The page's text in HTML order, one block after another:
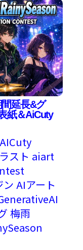
延長&グ
紙＆AiCuty
AICuty
スト aiart
ン AIアート
梅雨